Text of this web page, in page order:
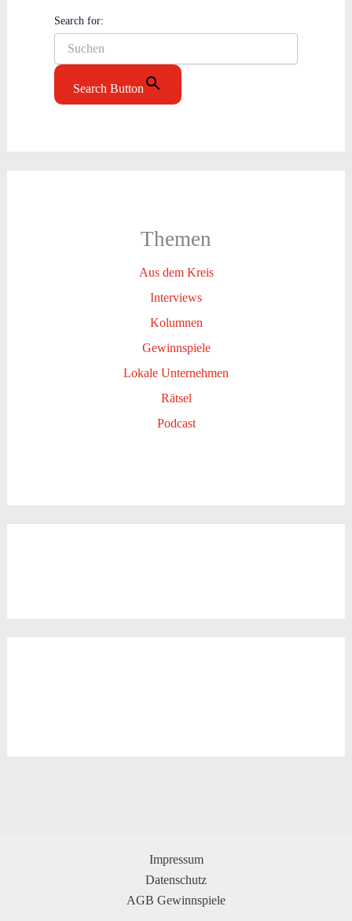
Search for:
Search Button
Themen
Aus dem Kreis
Interviews
Kolumnen
Gewinnspiele
Lokale Unternehmen
Rätsel
Podcast
Impressum
Datenschutz
AGB Gewinnspiele